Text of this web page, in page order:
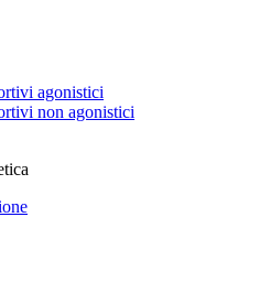
agonistici
non agonistici